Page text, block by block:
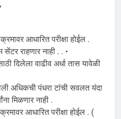
आधारित परीक्षा होईल .
सेंटर राहणार नाही . . •
दिलेला वाढीव अर्धा तास यावेळी
अधिकची पंधरा टांची सवलत यंदा
मिळणार नाही .
आधारित परीक्षा होईल . (